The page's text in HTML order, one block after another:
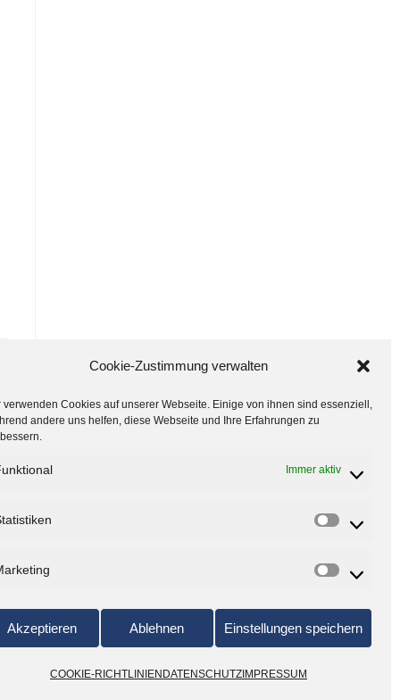
Cookie-Zustimmung verwalten
verwenden Cookies auf unserer Webseite. Einige von ihnen sind essenziell,
andere uns helfen, diese Webseite und Ihre Erfahrungen zu
Immer aktiv
Akzeptieren Ablehnen Einstellungen speichern
COOKIE-RICHTLINIEN DATENSCHUTZ IMPRESSUM